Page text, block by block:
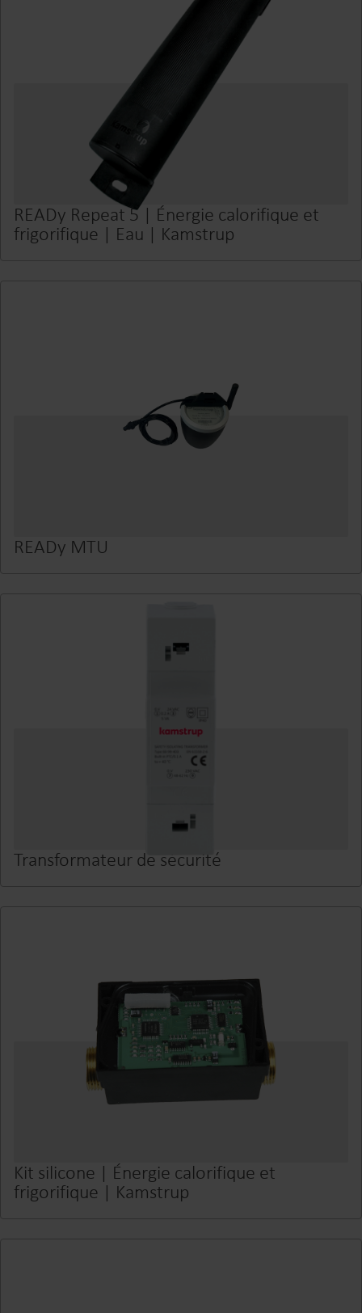
READy Repeat 5 | Énergie calorifique et
frigorifique | Eau | Kamstrup
READy MTU
Transformateur de sécurité
Kit silicone | Énergie calorifique et
frigorifique | Kamstrup